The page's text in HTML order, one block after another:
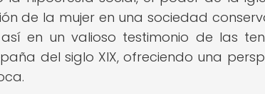
de la mujer en una sociedad
en un valioso testimonio de las
del siglo XIX, ofreciendo una